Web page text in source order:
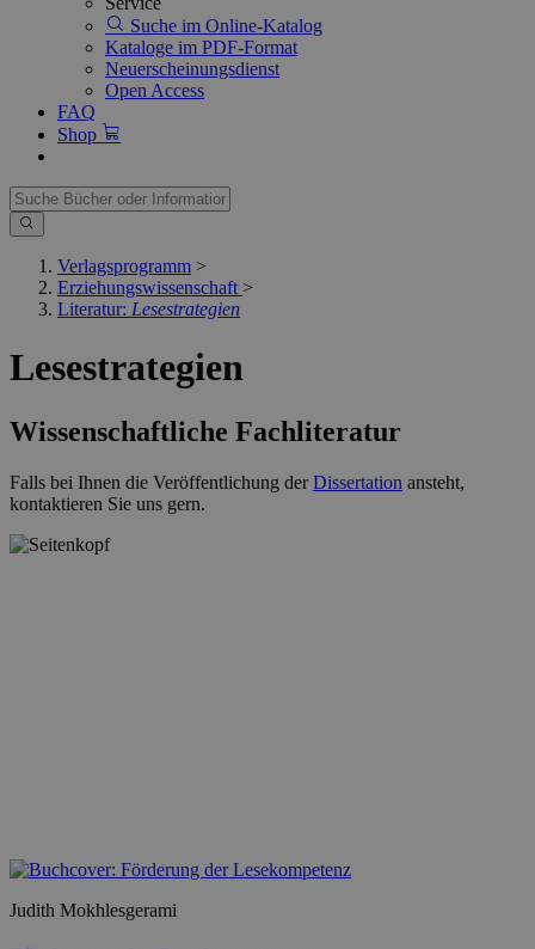
Suche im Online-Katalog
Kataloge im PDF-Format
Neuerscheinungsdienst
Open Access
FAQ
Shop
Verlagsprogramm >
Erziehungswissenschaft >
Literatur: Lesestrategien
Lesestrategien
Wissenschaftliche Fachliteratur
Falls bei Ihnen die Veröffentlichung derDissertation ansteht,
kontaktieren Sie uns gern.
Judith Mokhlesgerami